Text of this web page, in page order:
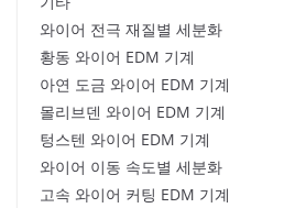
와이어 전극 재질별 세분화
황동 와이어 EDM 기계
아연 도금 와이어 EDM 기계
몰리브덴 와이어 EDM 기계
텅스텐 와이어 EDM 기계
와이어 이동 속도별 세분화
고속 와이어 커팅 EDM 기계